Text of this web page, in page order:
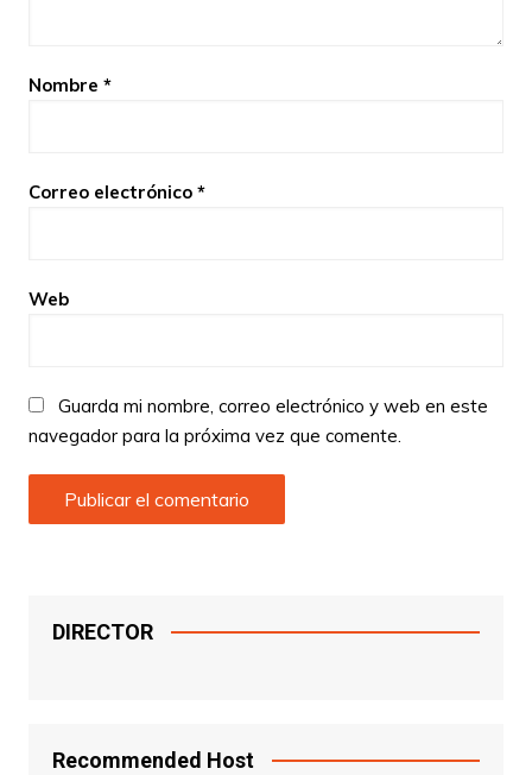
Nombre *
Correo electrónico *
Web
Guarda mi nombre, correo electrónico y web en este
navegador para la próxima vez que comente.
DIRECTOR
Recommended Host